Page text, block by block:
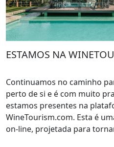
ESTAMOS NA
Continuamos no caminho
perto de si e é com muito
estamos presentes na
WineTourism.com. Esta é
on-line, projetada para